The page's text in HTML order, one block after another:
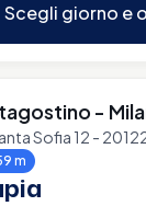
Scegli giorno e
-
Sofia 12 -
m